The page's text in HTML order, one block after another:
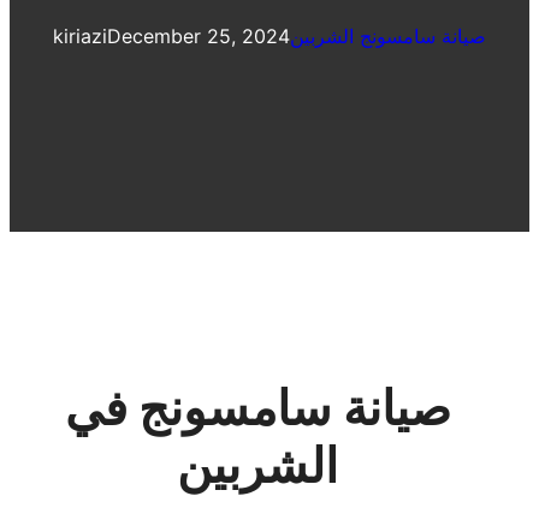
kiriaziDecember 25, 2024صيانة سامسونج الشربين
صيانة سامسونج في
الشربين